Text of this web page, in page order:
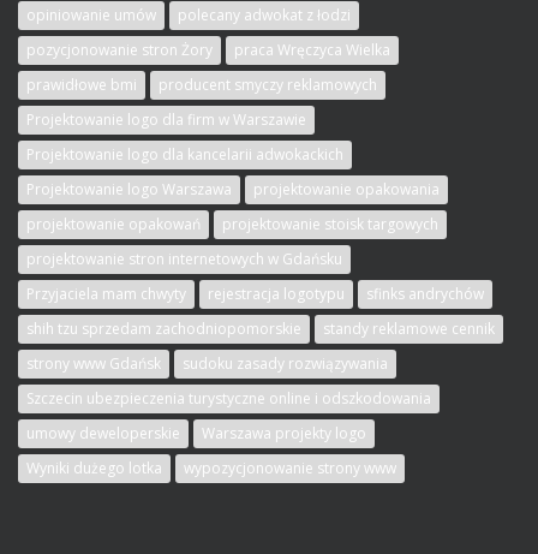
opiniowanie umów
polecany adwokat z łodzi
pozycjonowanie stron Żory
praca Wręczyca Wielka
prawidłowe bmi
producent smyczy reklamowych
Projektowanie logo dla firm w Warszawie
Projektowanie logo dla kancelarii adwokackich
Projektowanie logo Warszawa
projektowanie opakowania
projektowanie opakowań
projektowanie stoisk targowych
projektowanie stron internetowych w Gdańsku
Przyjaciela mam chwyty
rejestracja logotypu
sfinks andrychów
shih tzu sprzedam zachodniopomorskie
standy reklamowe cennik
strony www Gdańsk
sudoku zasady rozwiązywania
Szczecin ubezpieczenia turystyczne online i odszkodowania
umowy deweloperskie
Warszawa projekty logo
Wyniki dużego lotka
wypozycjonowanie strony www